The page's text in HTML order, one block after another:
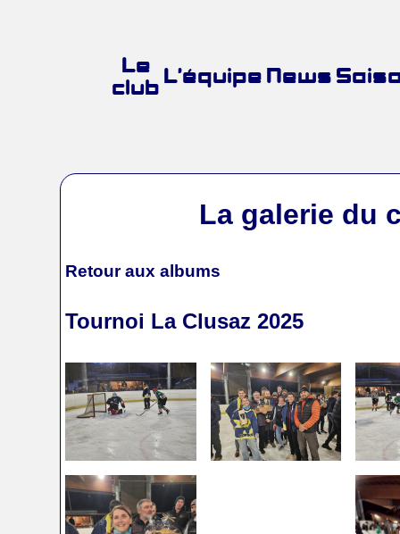
Le
club
L’équipe News
La galerie du
Retour aux albums
Tournoi La Clusaz 2025